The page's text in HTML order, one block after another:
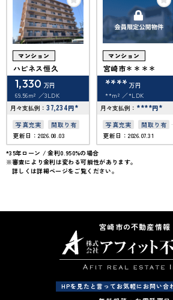
マンション
ハピネス恒久
1,330 万円
69.56m²
3LDK
月々支払例： 37,234円*
写真充実
間取り有
更新日：2026.08.03
マンション
宮崎市＊＊＊＊
**** 万円
**m²
*LDK
月々支払例： ****円*
写真充実
間取り有
4LDK以上
更新日：2026.07.31
*35年ローン / 金利0.950%の場合
※審査により金利は変わる可能性があります。
詳しくは詳細ページをご覧ください。
宮崎市の不動産情報
HPを見たと言ってお気軽にお問い合